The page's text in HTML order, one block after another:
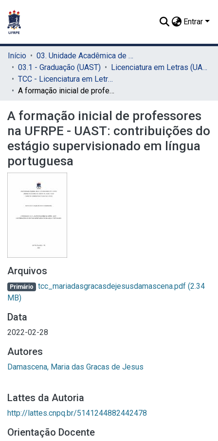
Entrar
Início
03. Unidade Acadêmica de Serra Talhada (UAST)
03.1 - Graduação (UAST)
Licenciatura em Letras (UAST)
TCC - Licenciatura em Letras (UAST)
A formação inicial de professores na UFRPE - UAST: contribuições do estágio supervisionado em língua portuguesa
A formação inicial de professores
na UFRPE - UAST: contribuições do
estágio supervisionado em língua
portuguesa
Arquivos
Primário tcc_mariadasgracasdejesusdamascena.pdf (2.34
MB)
Data
2022-02-28
Autores
Damascena, Maria das Gracas de Jesus
Lattes da Autoria
http://lattes.cnpq.br/5141244882442478
Orientação Docente